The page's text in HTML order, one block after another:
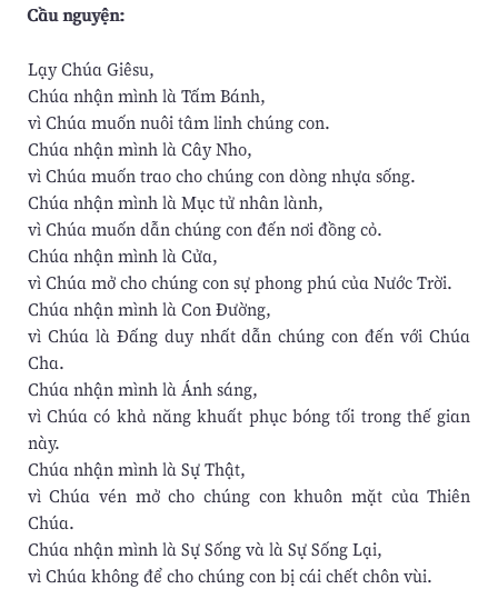
Cầu nguyện:
Lạy Chúa Giêsu,
Chúa nhận mình là Tấm Bánh,
vì Chúa muốn nuôi tâm linh chúng con.
Chúa nhận mình là Cây Nho,
vì Chúa muốn trao cho chúng con dòng nhựa sống.
Chúa nhận mình là Mục tử nhân lành,
vì Chúa muốn dẫn chúng con đến nơi đồng cỏ.
Chúa nhận mình là Cửa,
vì Chúa mở cho chúng con sự phong phú của Nước Trời.
Chúa nhận mình là Con Đường,
vì Chúa là Đấng duy nhất dẫn chúng con đến với Chúa
Cha.
Chúa nhận mình là Ánh sáng,
vì Chúa có khả năng khuất phục bóng tối trong thế gian
này.
Chúa nhận mình là Sự Thật,
vì Chúa vén mở cho chúng con khuôn mặt của Thiên
Chúa.
Chúa nhận mình là Sự Sống và là Sự Sống Lại,
vì Chúa không để cho chúng con bị cái chết chôn vùi.